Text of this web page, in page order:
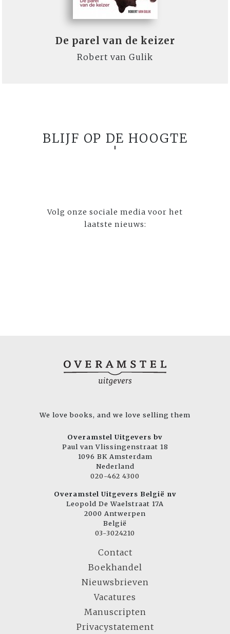
De parel van de keizer
Robert van Gulik
BLIJF OP DE HOOGTE
Volg onze sociale media voor het
laatste nieuws:
We love books, and we love selling them
Overamstel Uitgevers bv
Paul van Vlissingenstraat 18
1096 BK Amsterdam
Nederland
020-462 4300
Overamstel Uitgevers België nv
Leopold De Waelstraat 17A
2000 Antwerpen
België
03-3024210
Contact
Boekhandel
Nieuwsbrieven
Vacatures
Manuscripten
Privacystatement